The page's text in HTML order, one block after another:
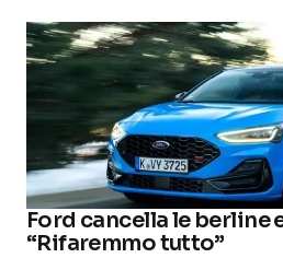
Ford cancella le berline
“Rifaremmo tutto”